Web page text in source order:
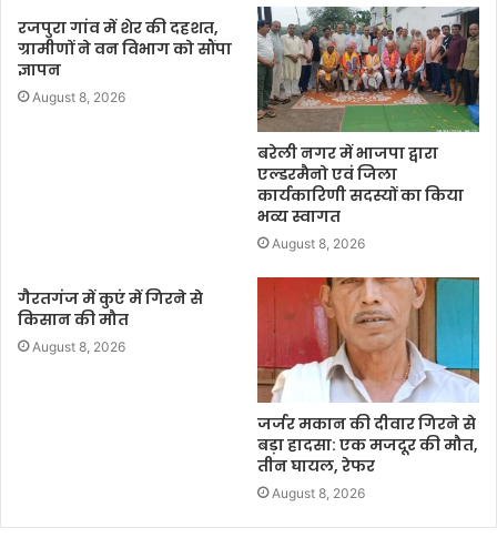
रजपुरा गांव में शेर की दहशत,
ग्रामीणों ने वन विभाग को सौंपा
ज्ञापन
August 8, 2026
बरेली नगर में भाजपा द्वारा
एल्डरमैनो एवं जिला
कार्यकारिणी सदस्यों का किया
भव्य स्वागत
August 8, 2026
गैरतगंज में कुएं में गिरने से
किसान की मौत
August 8, 2026
जर्जर मकान की दीवार गिरने से
बड़ा हादसा: एक मजदूर की मौत,
तीन घायल, रेफर
August 8, 2026